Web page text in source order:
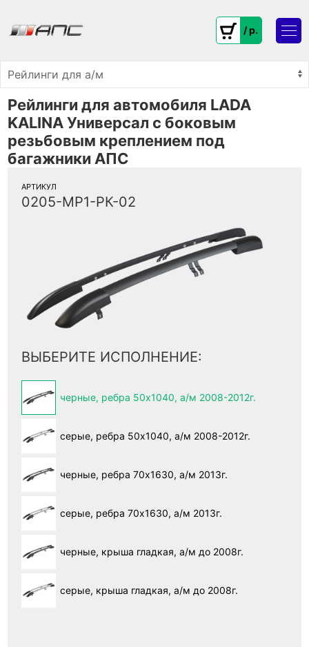
/ p.
Рейлинги для автомобиля LADA
KALINA Универсал с боковым
резьбовым креплением под
багажники АПС
АРТИКУЛ
0205-МР1-РК-02
ВЫБЕРИТЕ ИСПОЛНЕНИЕ:
черные, ребра 50х1040, а/м 2008-2012г.
серые, ребра 50х1040, а/м 2008-2012г.
черные, ребра 70х1630, а/м 2013г.
серые, ребра 70х1630, а/м 2013г.
черные, крыша гладкая, а/м до 2008г.
серые, крыша гладкая, а/м до 2008г.